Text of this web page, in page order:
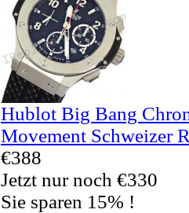
Hublot Big Bang
Movement Schweizer
€388
Jetzt nur noch €330
Sie sparen 15% !